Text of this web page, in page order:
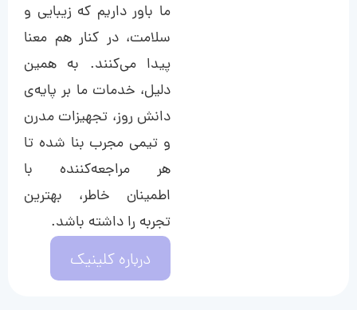
ما باور داریم که زیبایی و
سلامت، در کنار هم معنا
پیدا می‌کنند. به همین
دلیل، خدمات ما بر پایه‌ی
دانش روز، تجهیزات مدرن
و تیمی مجرب بنا شده تا
هر مراجعه‌کننده با
اطمینان خاطر، بهترین
تجربه را داشته باشد.
درباره کلینیک